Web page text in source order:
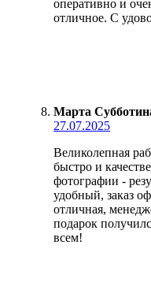
оперативно и
отличное. С
Марта
27.07.2025
Великолепная
быстро и
фотографии -
удобный, заказ
отличная,
подарок
всем!